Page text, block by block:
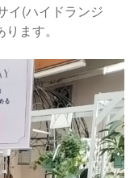
イ(ハイドランジ
ます。